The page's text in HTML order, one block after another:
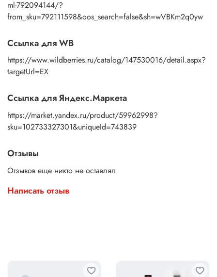
ml-792094144/?
from_sku=792111598&oos_search=false&sh=wVBKm2q0yw
Ссылка для WB
https://www.wildberries.ru/catalog/147530016/detail.aspx?
targetUrl=EX
Ссылка для Яндекс.Маркета
https://market.yandex.ru/product/59962998?
sku=102733327301&uniqueId=743839
Отзывы
Отзывов еще никто не оставлял
Написать отзыв